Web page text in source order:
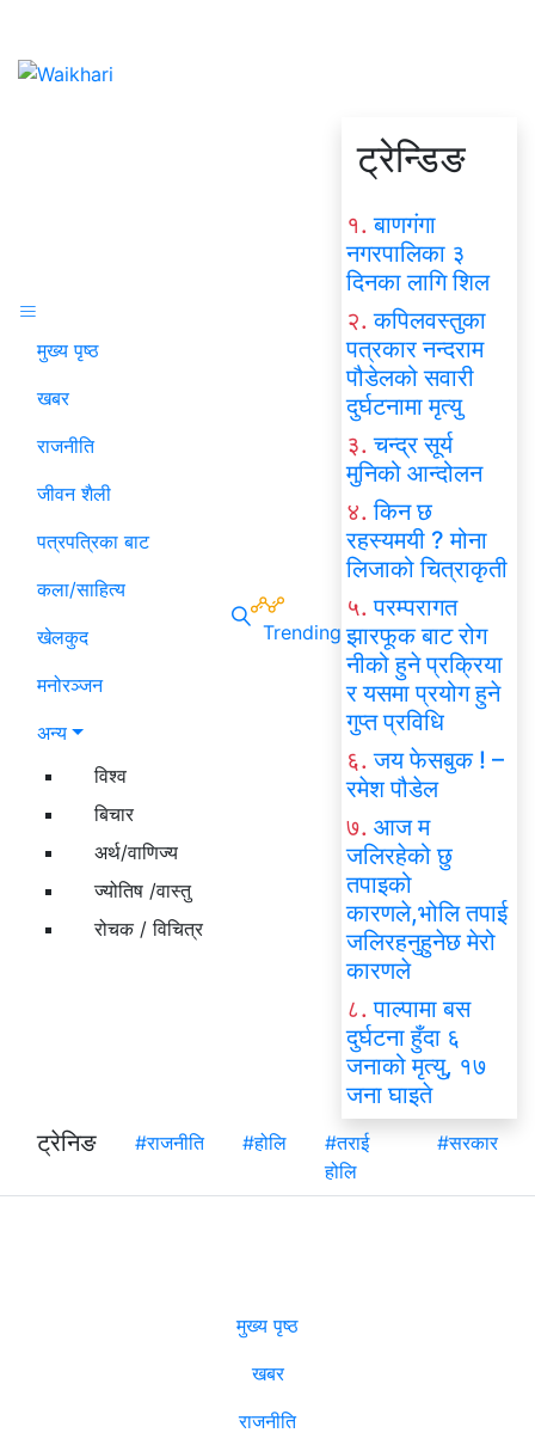
मुख्य पृष्ठ
खबर
राजनीति
जीवन शैली
पत्रपत्रिका बाट
कला/साहित्य
खेलकुद
मनोरञ्जन
अन्य
विश्व
बिचार
अर्थ/वाणिज्य
ज्योतिष /वास्तु
रोचक / विचित्र
Trending
ट्रेन्डिङ
१. बाणगंगा
नगरपालिका ३
दिनका लागि शिल
२. कपिलवस्तुका
पत्रकार नन्दराम
पौडेलको सवारी
दुर्घटनामा मृत्यु
३. चन्द्र सूर्य
मुनिको आन्दोलन
४. किन छ
रहस्यमयी ? मोना
लिजाको चित्राकृती
५. परम्परागत
झारफूक बाट रोग
नीको हुने प्रक्रिया
र यसमा प्रयोग हुने
गुप्त प्रविधि
६. जय फेसबुक ! –
रमेश पौडेल
७. आज म
जलिरहेको छु
तपाइको
कारणले,भोलि तपाई
जलिरहनुहुनेछ मेरो
कारणले
८. पाल्पामा बस
दुर्घटना हुँदा ६
जनाको मृत्यु, १७
जना घाइते
ट्रेनिङ
#राजनीति #होलि
#तराई
होलि
#सरकार
मुख्य पृष्ठ
खबर
राजनीति